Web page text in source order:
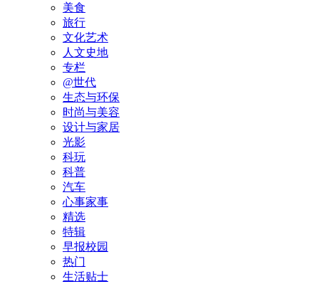
美食
旅行
文化艺术
人文史地
专栏
@世代
生态与环保
时尚与美容
设计与家居
光影
科玩
科普
汽车
心事家事
精选
特辑
早报校园
热门
生活贴士